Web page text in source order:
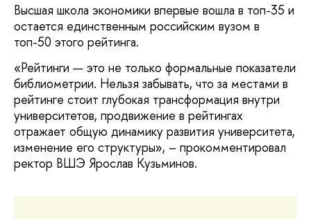
Высшая школа экономики впервые вошла в топ-35 и
остается единственным российским вузом в
топ-50 этого рейтинга.
«Рейтинги — это не только формальные показатели
библиометрии. Нельзя забывать, что за местами в
рейтинге стоит глубокая трансформация внутри
университетов, продвижение в рейтингах
отражает общую динамику развития университета,
изменение его структуры», – прокомментировал
ректор ВШЭ Ярослав Кузьминов.